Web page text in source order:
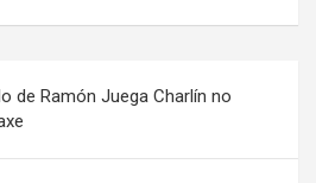
de Ramón Juega Charlín no